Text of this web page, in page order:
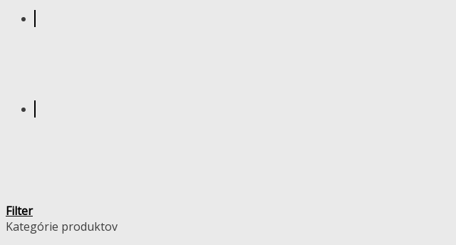
Filter
Kategórie produktov